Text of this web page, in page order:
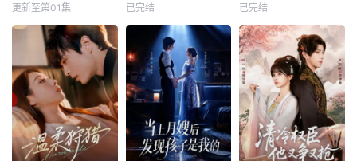
更新至第01集 已完结 已完结